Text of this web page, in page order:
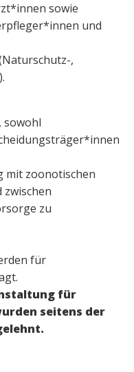
sowie
und
,
sowohl
mit zoonotischen
zwischen
zu
für
für
seitens der